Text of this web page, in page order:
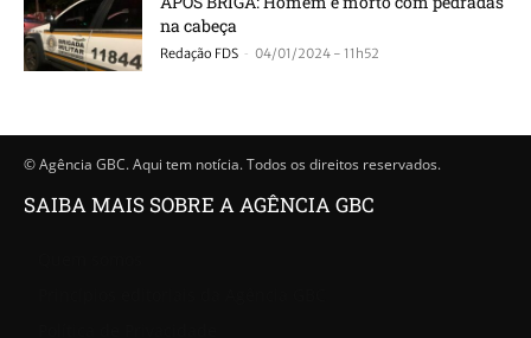
na cabeça
Redação FDS - 04/01/2024 - 11h52
© Agência GBC. Aqui tem notícia. Todos os direitos reservados.
SAIBA MAIS SOBRE A AGÊNCIA GBC